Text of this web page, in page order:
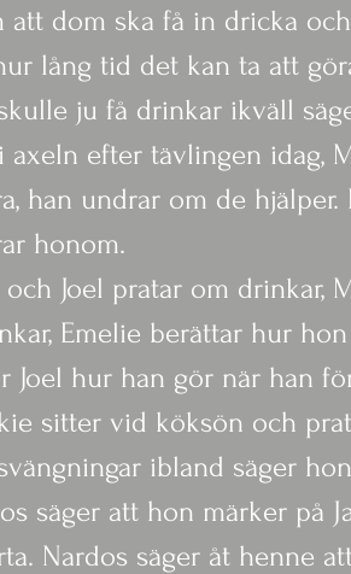
att dom ska få in dricka
lång tid det kan ta att
ju få drinkar ikväll
efter tävlingen idag,
han undrar om de
honom.
Joel pratar om drinkar,
Emelie berättar hur
Joel hur han gör när han
sitter vid köksön och
ibland säger
säger att hon märker på
Nardos säger åt henne